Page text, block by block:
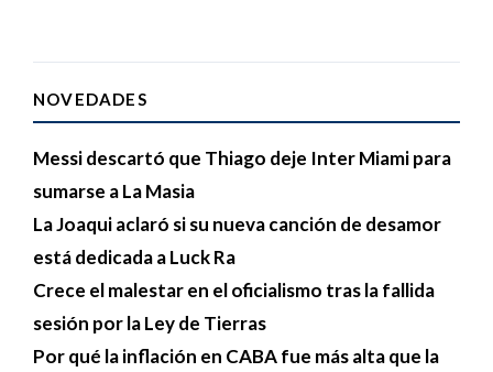
NOVEDADES
Messi descartó que Thiago deje Inter Miami para
sumarse a La Masia
La Joaqui aclaró si su nueva canción de desamor
está dedicada a Luck Ra
Crece el malestar en el oficialismo tras la fallida
sesión por la Ley de Tierras
Por qué la inflación en CABA fue más alta que la